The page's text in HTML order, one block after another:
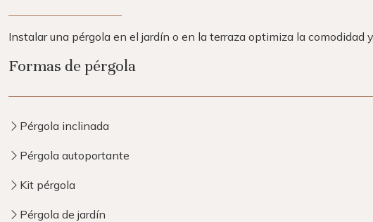
Instalar una pérgola en el jardín o en la terraza optimiza la
Formas de pérgola
Pérgola inclinada
Pérgola autoportante
Kit pérgola
Pérgola de jardín